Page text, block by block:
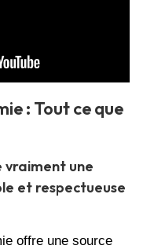
: Tout ce que
une
et respectueuse
offre une source